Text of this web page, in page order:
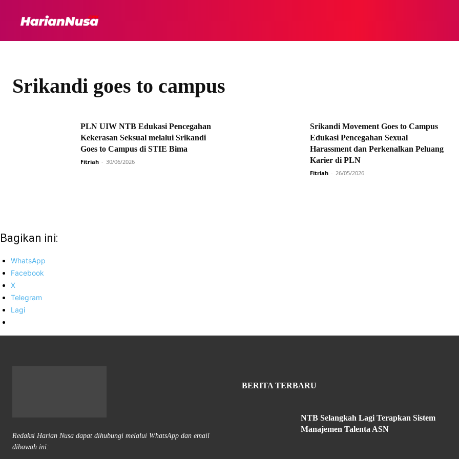
Srikandi goes to campus
PLN UIW NTB Edukasi Pencegahan
Kekerasan Seksual melalui Srikandi
Goes to Campus di STIE Bima
Fitriah - 30/06/2026
Srikandi Movement Goes to Campus
Edukasi Pencegahan Sexual
Harassment dan Perkenalkan Peluang
Karier di PLN
Fitriah - 26/05/2026
Bagikan ini:
WhatsApp
Facebook
X
Telegram
Lagi
Redaksi Harian Nusa dapat dihubungi melalui WhatsApp dan email
dibawah ini:
BERITA TERBARU
NTB Selangkah Lagi Terapkan Sistem
Manajemen Talenta ASN